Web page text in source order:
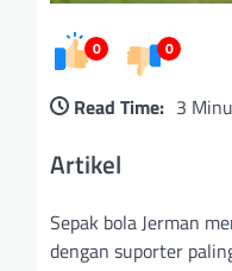
0 0
Read Time: 3
Artikel
Sepak bola Jerman
dengan suporter